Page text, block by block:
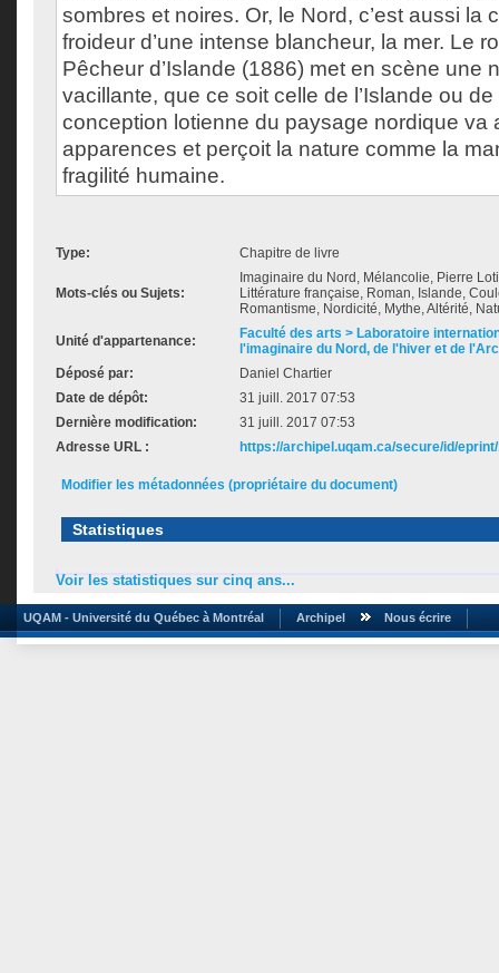
sombres et noires. Or, le Nord, c’est aussi la
froideur d’une intense blancheur, la mer. Le
Pêcheur d’Islande (1886) met en scène une
vacillante, que ce soit celle de l’Islande ou
conception lotienne du paysage nordique va
apparences et perçoit la nature comme la
fragilité humaine.
Type: Chapitre de livre
Mots-clés ou Sujets:
Imaginaire du Nord, Mélancolie, Pierre
Littérature française, Roman, Islande,
Romantisme, Nordicité, Mythe, Altérité,
Unité d'appartenance:
Faculté des arts > Laboratoire
l'imaginaire du Nord, de l'hiver et de
Déposé par:
Daniel Chartier
Date de dépôt:
31 juill. 2017 07:53
Dernière modification:
31 juill. 2017 07:53
Adresse URL :
https://archipel.uqam.ca/secure/id/
Modifier les métadonnées (propriétaire du document)
Statistiques
Voir les statistiques sur cinq ans...
UQAM - Université du Québec à Montréal Archipel Nous écrire